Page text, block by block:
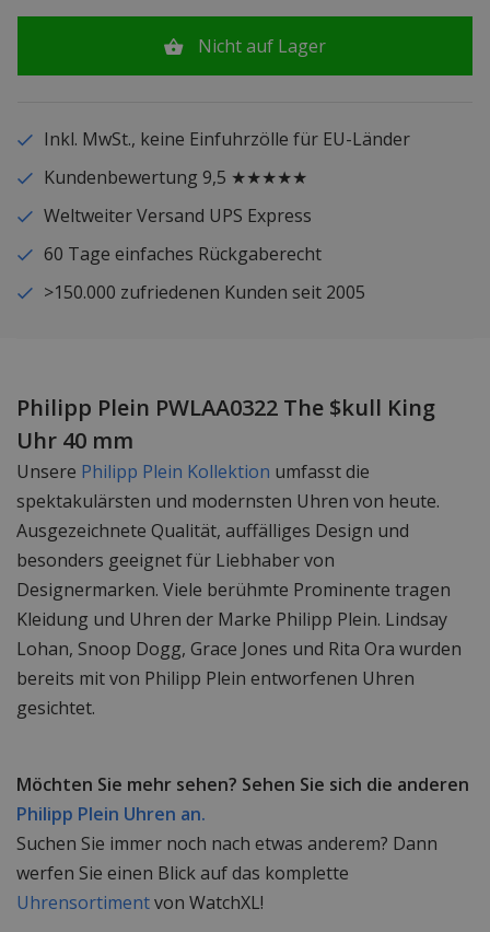
Nicht auf Lager
Inkl. MwSt., keine Einfuhrzölle für EU-Länder
Kundenbewertung 9,5 ★★★★★
Weltweiter Versand UPS Express
60 Tage einfaches Rückgaberecht
>150.000 zufriedenen Kunden seit 2005
Philipp Plein PWLAA0322 The $kull King
Uhr 40 mm
Unsere Philipp Plein Kollektion umfasst die
spektakulärsten und modernsten Uhren von heute.
Ausgezeichnete Qualität, auffälliges Design und
besonders geeignet für Liebhaber von
Designermarken. Viele berühmte Prominente tragen
Kleidung und Uhren der Marke Philipp Plein. Lindsay
Lohan, Snoop Dogg, Grace Jones und Rita Ora wurden
bereits mit von Philipp Plein entworfenen Uhren
gesichtet.
Möchten Sie mehr sehen? Sehen Sie sich die anderen
Philipp Plein Uhren an.
Suchen Sie immer noch nach etwas anderem? Dann
werfen Sie einen Blick auf das komplette
Uhrensortimentvon WatchXL!